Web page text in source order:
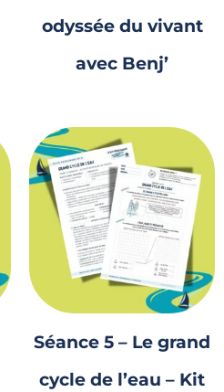
odyssée du vivant
avec Benj’
Séance 5 – Le grand
cycle de l’eau – Kit